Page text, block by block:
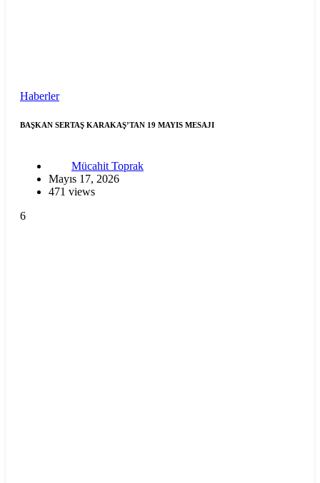
Haberler
BAŞKAN SERTAŞ KARAKAŞ’TAN 19 MAYIS MESAJI
Mücahit Toprak
Mayıs 17, 2026
471 views
6